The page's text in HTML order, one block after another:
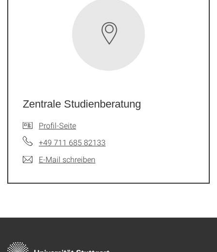
Zentrale Studienberatung
Profil-Seite
+49 711 685 82133
E-Mail schreiben